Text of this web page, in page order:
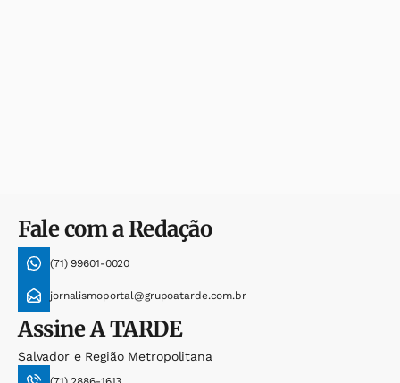
Fale com a Redação
(71) 99601-0020
jornalismoportal@grupoatarde.com.br
AssineA TARDE
Salvador e Região Metropolitana